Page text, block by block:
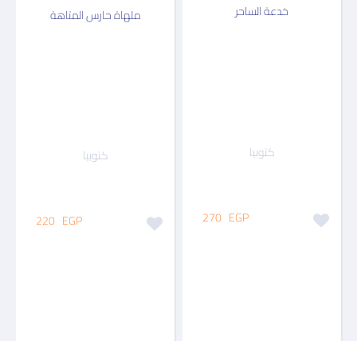
خدعة الساحر
كتوبيا
270 EGP
ملهاة حارس المتاهة
كتوبيا
220 EGP